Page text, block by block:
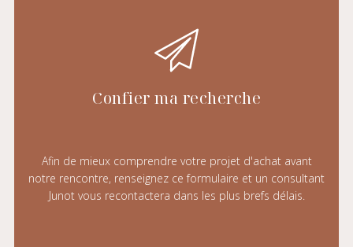
Confier ma recherche
Afin de mieux comprendre votre projet d'achat avant
notre rencontre, renseignez ce formulaire et un consultant
Junot vous recontactera dans les plus brefs délais.